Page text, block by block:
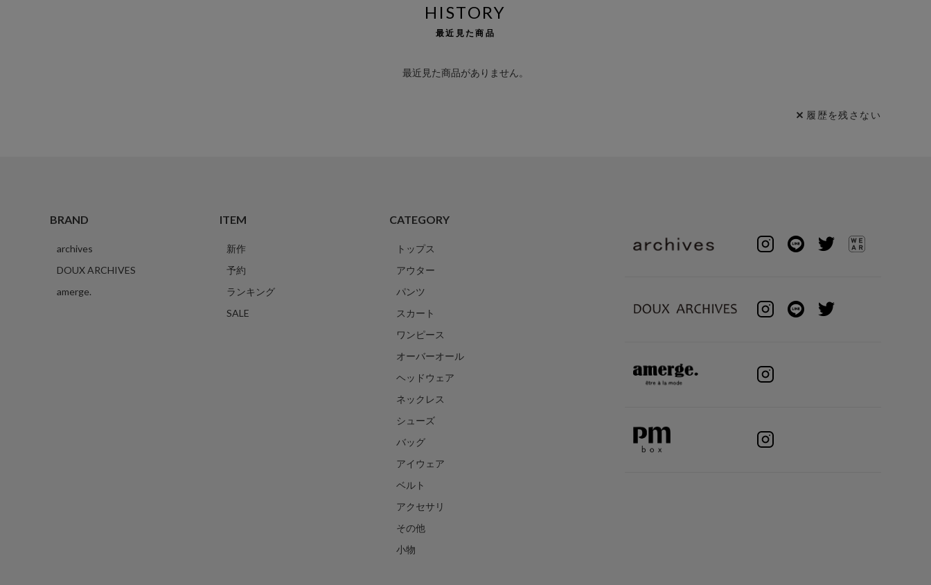
HISTORY
最近見た商品
最近見た商品がありません。
履歴を残さない
BRAND
archives
DOUX ARCHIVES
amerge.
ITEM
新作
予約
ランキング
SALE
CATEGORY
トップス
アウター
パンツ
スカート
ワンピース
オーバーオール
ヘッドウェア
ネックレス
シューズ
バッグ
アイウェア
ベルト
アクセサリ
その他
小物